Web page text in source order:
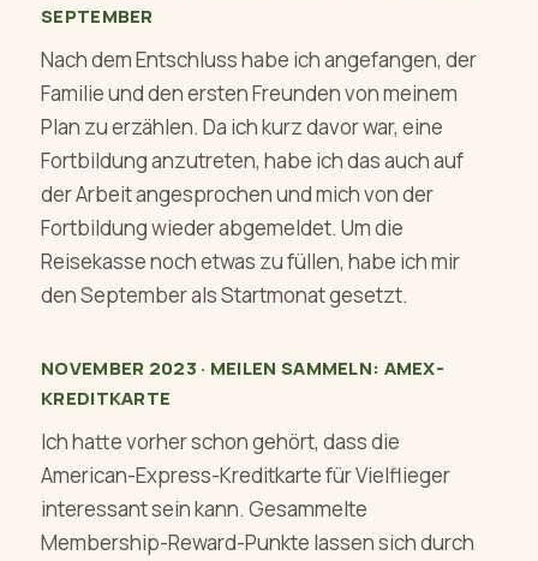
SEPTEMBER
Nach dem Entschluss habe ich angefangen, der
Familie und den ersten Freunden von meinem
Plan zu erzählen. Da ich kurz davor war, eine
Fortbildung anzutreten, habe ich das auch auf
der Arbeit angesprochen und mich von der
Fortbildung wieder abgemeldet. Um die
Reisekasse noch etwas zu füllen, habe ich mir
den September als Startmonat gesetzt.
NOVEMBER 2023 · MEILEN SAMMELN: AMEX-
KREDITKARTE
Ich hatte vorher schon gehört, dass die
American-Express-Kreditkarte für Vielflieger
interessant sein kann. Gesammelte
Membership-Reward-Punkte lassen sich durch